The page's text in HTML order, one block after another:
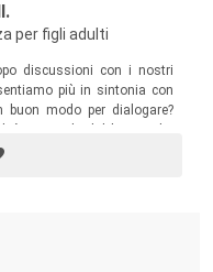
per figli adulti
discussioni con i nostri
più in sintonia con
buon modo per dialogare?
cercando il nostro